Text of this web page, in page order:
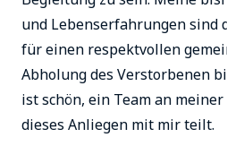
und Lebenserfahrungen sind
für einen respektvollen
Abholung des Verstorbenen
ist schön, ein Team an
dieses Anliegen mit mir teilt.